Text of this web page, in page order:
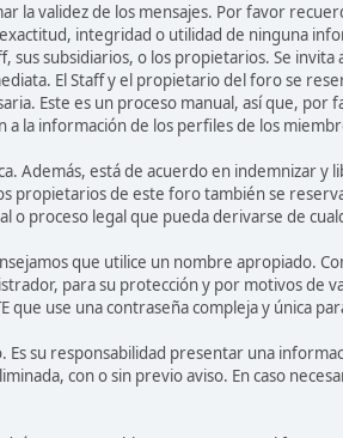
la validez de los mensajes. Por favor
integridad o utilidad de ninguna
subsidiarios, o los propietarios. Se
El Staff y el propietario del foro se
Este es un proceso manual, así que, por
a la información de los perfiles de los
Además, está de acuerdo en indemnizar
propietarios de este foro también se
proceso legal que pueda derivarse de
que utilice un nombre apropiado.
para su protección y por motivos de
use una contraseña compleja y única
su responsabilidad presentar una
con o sin previo aviso. En caso